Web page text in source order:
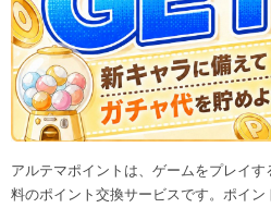
アルテマポイントは、ゲームをプレイ
料のポイント交換サービスです。ポイン